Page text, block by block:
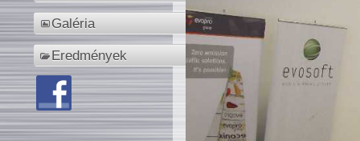
Galéria
Eredmények